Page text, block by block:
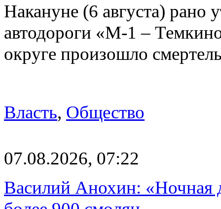
Накануне (6 августа) рано
автодороги «М-1 –
округе произошло
Власть, Общество
07.08.2026, 07:22
Василий Анохин: «Ночная